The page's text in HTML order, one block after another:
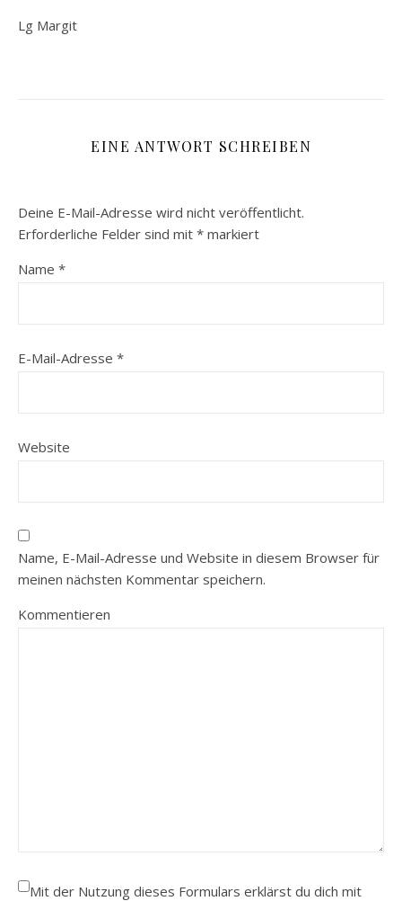
Lg Margit
EINE ANTWORT SCHREIBEN
Deine E-Mail-Adresse wird nicht veröffentlicht.
Erforderliche Felder sind mit * markiert
Name *
E-Mail-Adresse *
Website
Name, E-Mail-Adresse und Website in diesem Browser für
meinen nächsten Kommentar speichern.
Kommentieren
Mit der Nutzung dieses Formulars erklärst du dich mit